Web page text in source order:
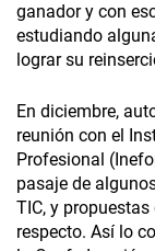
ganador y con
estudiando
lograr su
En diciembre,
reunión con el
Profesional
pasaje de
TIC, y
respecto. Así lo